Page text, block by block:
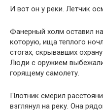
И вот он у реки. Летчик
Фанерный холм оставил
которую, ища теплого
стогах, скрывавших
Люди с оружием выбежали
горящему самолету.
Плотник смерил
взглянул на реку. Она